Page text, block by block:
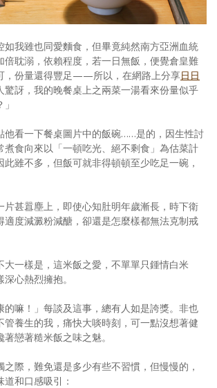
如我雖也同愛麵食，但畢竟純然南方亞洲血統
倍耽溺，依賴程度，若一日無飯，便覺倉皇難
，份量還得豐足——所以，在網路上分享日日
驚訝，我的晚餐桌上之兩菜一湯看來份量似乎
他看一下餐桌圖片中的飯碗……是的，因生性討
煮食向來以「一頓吃光、絕不剩食」為估菜計
雖不多，但飯可就非得頓頓至少吃足一碗，
片甚囂塵上，即使心知肚明年歲漸長，時下衛
適度減澱粉減醣，卻還是怎麼樣都無法克制戒
大一樣是，這米飯之愛，不單單只鍾情白米
心熱烈擁抱。
的嘛！」每談及這事，總有人如是誇獎。非也
管養生的我，痛快大啖時刻，可一點沒想著健
戀著糙米飯之味之魅。
際，難免還是多少有些不習慣，但慢慢的，
和口感吸引：